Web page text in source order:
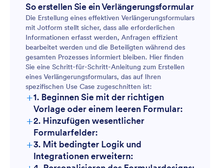
So erstellen Sie ein Verlängerungsformular
Die Erstellung eines effektiven Verlängerungsformulars
mit Jotform stellt sicher, dass alle erforderlichen
Informationen erfasst werden, Anfragen effizient
bearbeitet werden und die Beteiligten während des
gesamten Prozesses informiert bleiben. Hier finden
Sie eine Schritt-für-Schritt-Anleitung zum Erstellen
eines Verlängerungsformulars, das auf Ihren
spezifischen Use Case zugeschnitten ist:
+1. Beginnen Sie mit der richtigen
Vorlage oder einem leeren Formular:
+2. Hinzufügen wesentlicher
Formularfelder:
+3. Mit bedingter Logik und
Integrationen erweitern: